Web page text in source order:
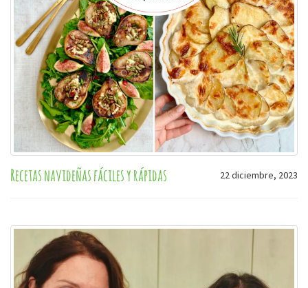
Recetas navideñas fáciles y rápidas 22 diciembre, 2023